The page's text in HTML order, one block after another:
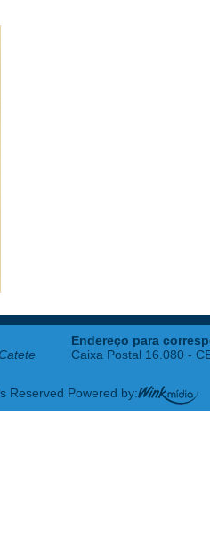
Endereço para
Caixa Postal 16.080 -
Reserved Powered by: